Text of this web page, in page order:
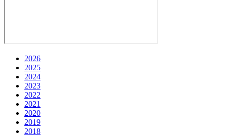
2026
2025
2024
2023
2022
2021
2020
2019
2018